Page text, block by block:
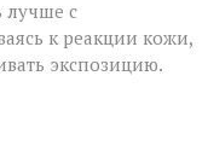
лучше с
к реакции кожи,
экспозицию.